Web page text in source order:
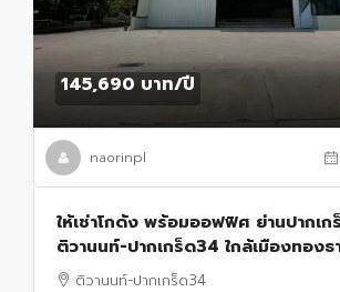
145,690 บาท/ปี
naorinpl
ให้เช่าโกดัง พร้อมออฟฟิศ ย่านปากเ
ติวานนท์-ปากเกร็ด34 ใกล้เมืองทองธ
16 คันติวานนท์-ปากเกร็ด34